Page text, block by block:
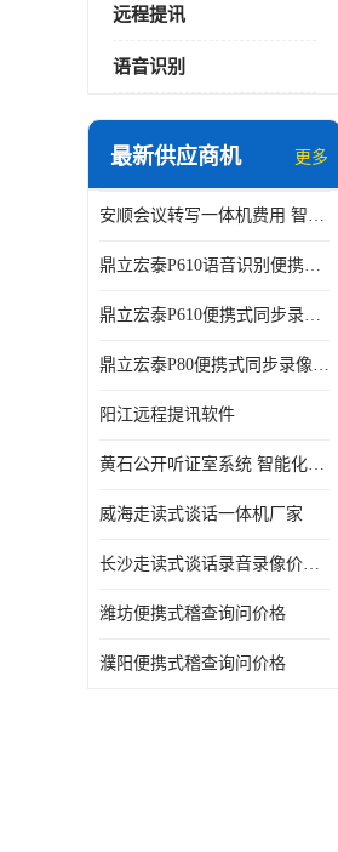
远程提讯
语音识别
最新供应商机 更多
安顺会议转写一体机费用 智能化水平
鼎立宏泰P610语音识别便携式同步录像设备支持双光驱加硬盘同步实时刻录哈希值加密画面合成远程指挥电子笔录温湿度音视频采集视频显示等功能于一体的移动办案终端
鼎立宏泰P610便携式同步录像设备支持双光驱加硬盘同步实时刻录哈希值加密画面合成远程指挥电子笔录温湿度音视频采集视频显示等功能于一体的移动办案终端
鼎立宏泰P80便携式同步录像设备支持双光驱加硬盘同步实时刻录哈希值加密画面合成远程指挥电子笔录温湿度音视频采集视频显示等功能于一体的移动办案终端
阳江远程提讯软件
黄石公开听证室系统 智能化水平
威海走读式谈话一体机厂家
长沙走读式谈话录音录像价格 高清录屏模式
潍坊便携式稽查询问价格
濮阳便携式稽查询问价格